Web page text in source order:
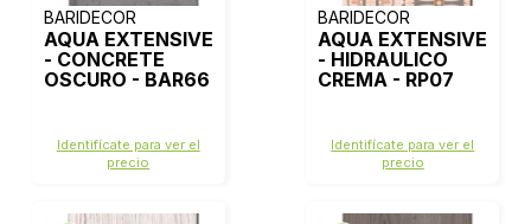
BARIDECOR
AQUA EXTENSIVE
- CONCRETE
OSCURO - BAR66
Identifícate para ver el
precio
BARIDECOR
AQUA EXTENSIVE
- HIDRAULICO
CREMA - RP07
Identifícate para ver el
precio